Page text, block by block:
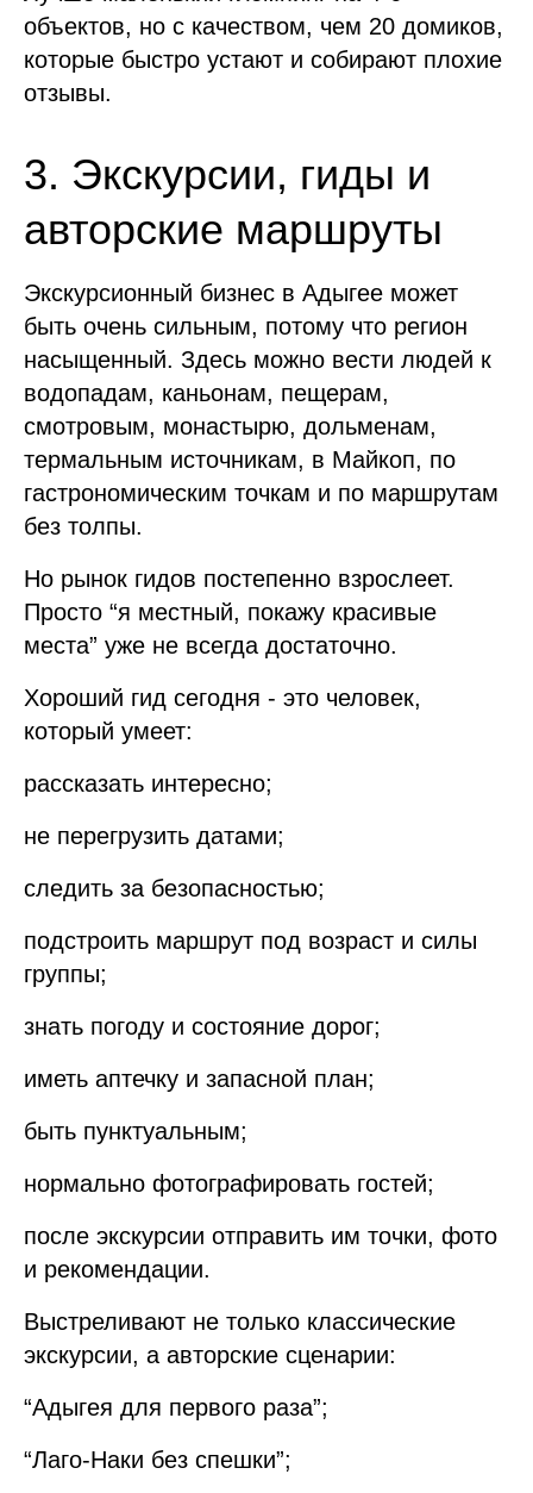
объектов, но с качеством, чем 20 домиков,
которые быстро устают и собирают плохие
отзывы.
3. Экскурсии, гиды и
авторские маршруты
Экскурсионный бизнес в Адыгее может
быть очень сильным, потому что регион
насыщенный. Здесь можно вести людей к
водопадам, каньонам, пещерам,
смотровым, монастырю, дольменам,
термальным источникам, в Майкоп, по
гастрономическим точкам и по маршрутам
без толпы.
Но рынок гидов постепенно взрослеет.
Просто “я местный, покажу красивые
места” уже не всегда достаточно.
Хороший гид сегодня - это человек,
который умеет:
рассказать интересно;
не перегрузить датами;
следить за безопасностью;
подстроить маршрут под возраст и силы
группы;
знать погоду и состояние дорог;
иметь аптечку и запасной план;
быть пунктуальным;
нормально фотографировать гостей;
после экскурсии отправить им точки, фото
и рекомендации.
Выстреливают не только классические
экскурсии, а авторские сценарии:
“Адыгея для первого раза”;
“Лаго-Наки без спешки”;